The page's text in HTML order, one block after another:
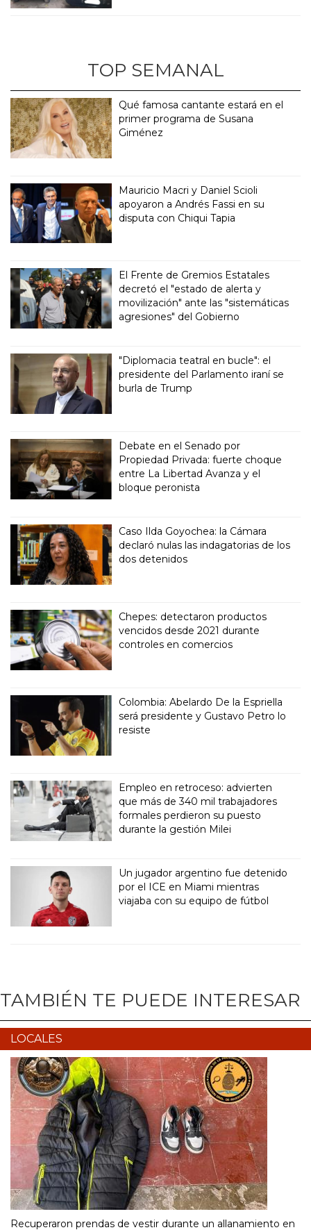
TOP SEMANAL
Qué famosa cantante estará en el
primer programa de Susana
Giménez
Mauricio Macri y Daniel Scioli
apoyaron a Andrés Fassi en su
disputa con Chiqui Tapia
El Frente de Gremios Estatales
decretó el "estado de alerta y
movilización" ante las "sistemáticas
agresiones" del Gobierno
"Diplomacia teatral en bucle": el
presidente del Parlamento iraní se
burla de Trump
Debate en el Senado por
Propiedad Privada: fuerte choque
entre La Libertad Avanza y el
bloque peronista
Caso Ilda Goyochea: la Cámara
declaró nulas las indagatorias de los
dos detenidos
Chepes: detectaron productos
vencidos desde 2021 durante
controles en comercios
Colombia: Abelardo De la Espriella
será presidente y Gustavo Petro lo
resiste
Empleo en retroceso: advierten
que más de 340 mil trabajadores
formales perdieron su puesto
durante la gestión Milei
Un jugador argentino fue detenido
por el ICE en Miami mientras
viajaba con su equipo de fútbol
TAMBIÉN TE PUEDE INTERESAR
LOCALES
Recuperaron prendas de vestir durante un allanamiento en